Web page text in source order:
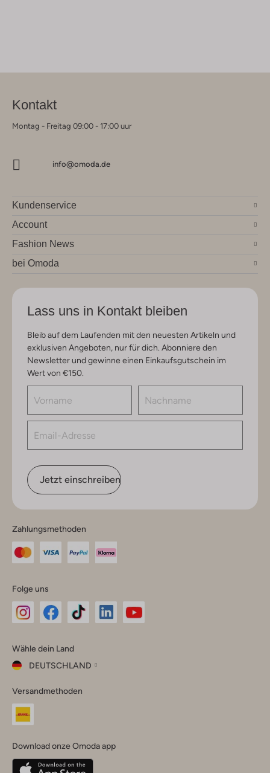
Kontakt
Montag - Freitag 09:00 - 17:00 uur
info@omoda.de
Kundenservice
Account
Fashion News
bei Omoda
Lass uns in Kontakt bleiben
Bleib auf dem Laufenden mit den neuesten Artikeln und
exklusiven Angeboten, nur für dich. Abonniere den
Newsletter und gewinne einen Einkaufsgutschein im
Wert von €150.
Jetzt einschreiben
Zahlungsmethoden
Folge uns
Instagram
Facebook
TikTok
Wähle dein Land
DEUTSCHLAND
dein
Land
Belgique(Français)
Versandmethoden
Download onze Omoda app